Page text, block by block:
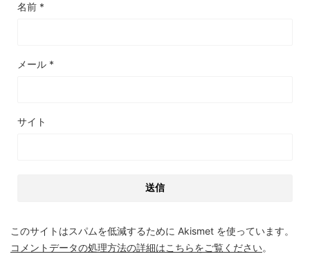
名前 *
メール *
サイト
このサイトはスパムを低減するために Akismet を使っています。
コメントデータの処理方法の詳細はこちらをご覧ください。